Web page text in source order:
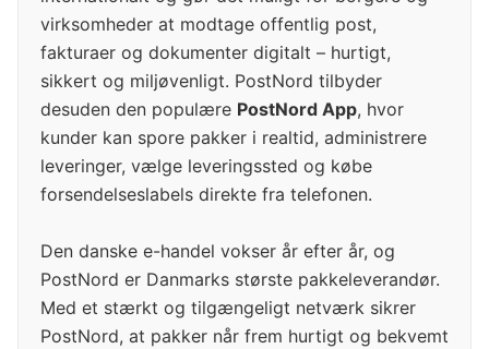
virksomheder at modtage offentlig post,
fakturaer og dokumenter digitalt – hurtigt,
sikkert og miljøvenligt. PostNord tilbyder
desuden den populære PostNord App, hvor
kunder kan spore pakker i realtid, administrere
leveringer, vælge leveringssted og købe
forsendelseslabels direkte fra telefonen.
Den danske e-handel vokser år efter år, og
PostNord er Danmarks største pakkeleverandør.
Med et stærkt og tilgængeligt netværk sikrer
PostNord, at pakker når frem hurtigt og bekvemt